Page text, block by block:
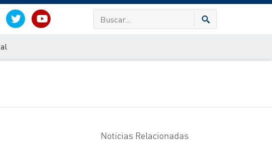
Noticias Relacionadas